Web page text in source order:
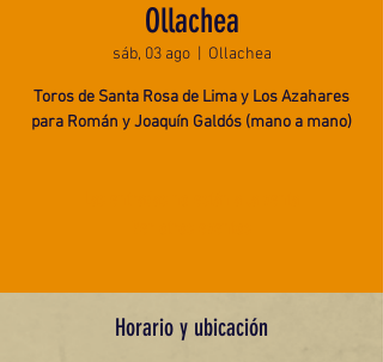
Ollachea
sáb, 03 ago
  |
Ollachea
Toros de Santa Rosa de Lima y Los Azahares
para Román y Joaquín Galdós (mano a mano)
Horario y ubicación